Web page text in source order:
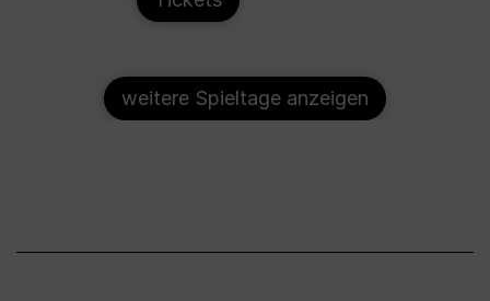
weitere Spieltage anzeigen